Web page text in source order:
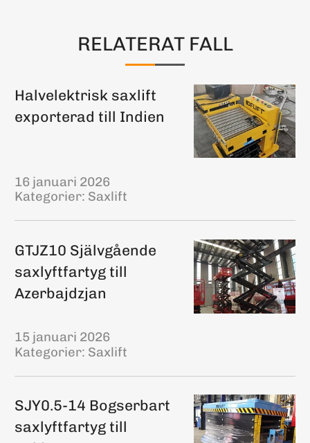
RELATERAT FALL
Halvelektrisk saxlift
exporterad till Indien
16 januari 2026
Kategorier: Saxlift
GTJZ10 Självgående
saxlyftfartyg till
Azerbajdzjan
15 januari 2026
Kategorier: Saxlift
SJY0.5-14 Bogserbart
saxlyftfartyg till